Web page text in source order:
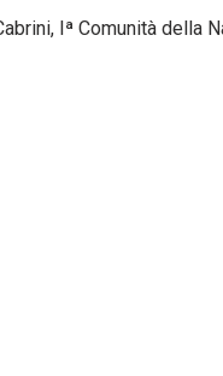
Iª Comunità della